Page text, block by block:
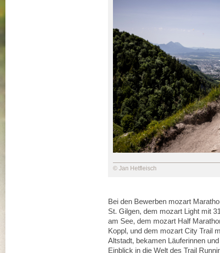
© Jan Hetfleisch
Bei den Bewerben mozart
St. Gilgen, dem mozart Light mit
am See, dem mozart Half
Koppl, und dem mozart City Trail
Altstadt, bekamen Läuferinnen
Einblick in die Welt des Trail